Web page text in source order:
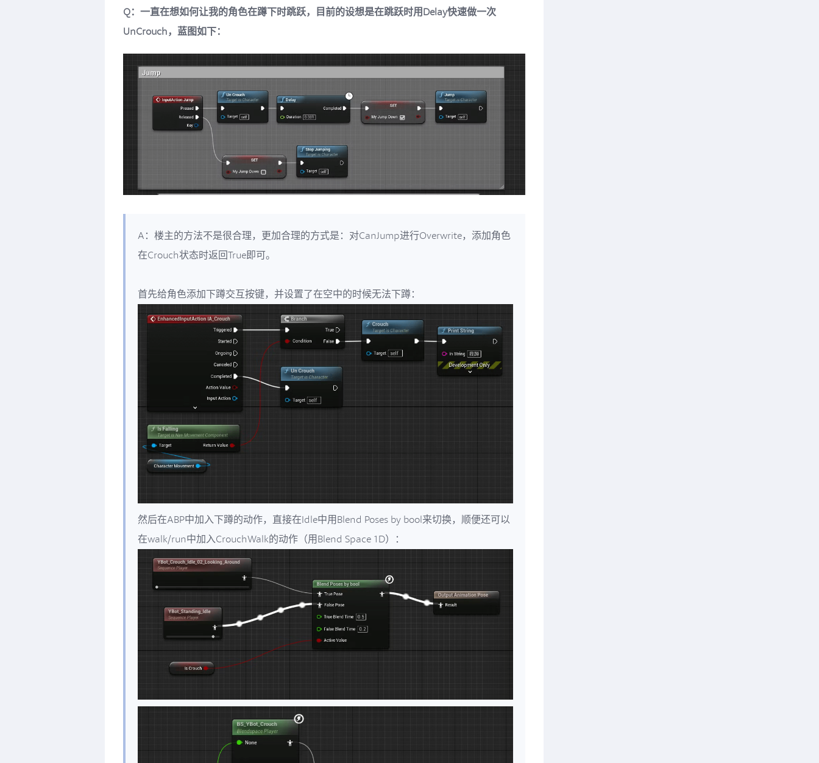
Q：一直在想如何让我的角色在蹲下时跳跃，目前的设想是在跳跃时用Delay快速做一次
UnCrouch，蓝图如下：
A：楼主的方法不是很合理，更加合理的方式是：对CanJump进行Overwrite，添加角色
在Crouch状态时返回True即可。
首先给角色添加下蹲交互按键，并设置了在空中的时候无法下蹲：
然后在ABP中加入下蹲的动作，直接在Idle中用Blend Poses by bool来切换，顺便还可以
在walk/run中加入CrouchWalk的动作（用Blend Space 1D）：